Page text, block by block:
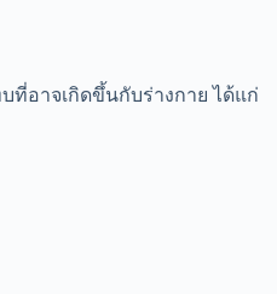
ที่อาจเกิดขึ้นกับร่างกาย ได้แก่